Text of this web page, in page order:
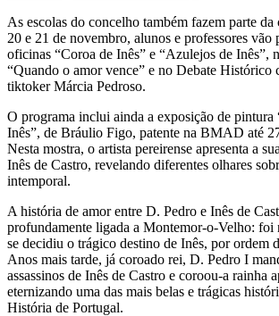
As escolas do concelho também fazem parte da
20 e 21 de novembro, alunos e professores vão
oficinas “Coroa de Inês” e “Azulejos de Inês”,
“Quando o amor vence” e no Debate Histórico
tiktoker Márcia Pedroso.
O programa inclui ainda a exposição de pintura
Inês”, de Bráulio Figo, patente na BMAD até
Nesta mostra, o artista pereirense apresenta a
Inês de Castro, revelando diferentes olhares
intemporal.
A história de amor entre D. Pedro e Inês de
profundamente ligada a Montemor-o-Velho: foi
se decidiu o trágico destino de Inês, por ordem
Anos mais tarde, já coroado rei, D. Pedro I
assassinos de Inês de Castro e coroou-a rainha
eternizando uma das mais belas e trágicas
História de Portugal.